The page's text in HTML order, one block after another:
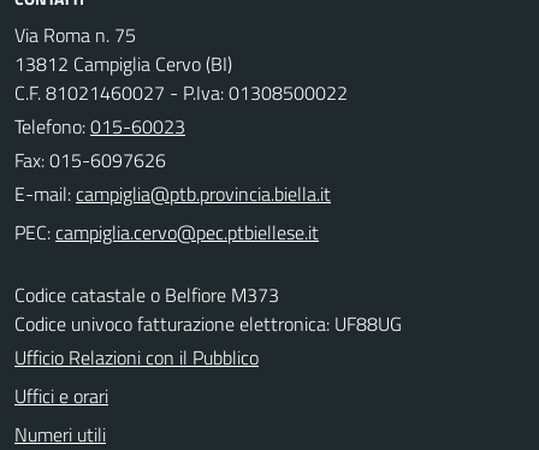
Via Roma n. 75
13812 Campiglia Cervo (BI)
C.F. 81021460027 - P.Iva: 01308500022
Telefono:015-60023
Fax: 015-6097626
E-mail:
PEC:
Codice catastale o Belfiore M373
Codice univoco fatturazione elettronica: UF88UG
Ufficio Relazioni con il Pubblico
Uffici e orari
Numeri utili